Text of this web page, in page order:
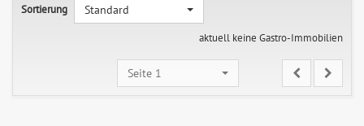
Sortierung
Standard
aktuell keine Gastro-Immobilien
Seite 1